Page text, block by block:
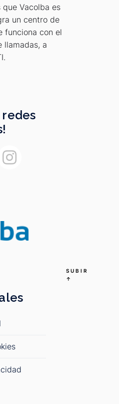
Vacolba es
un centro de
funciona con el
llamadas, a
redes
SUBIR
↑